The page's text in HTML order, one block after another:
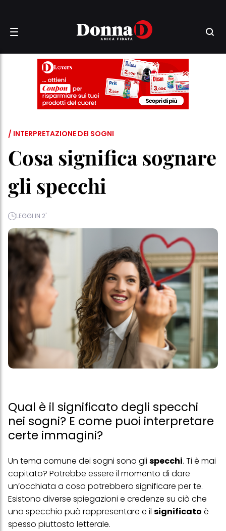
/ INTERPRETAZIONE DEI SOGNI
Cosa significa sognare
gli specchi
LEGGI IN 2'
Qual è il significato degli specchi
nei sogni? E come puoi interpretare
certe immagini?
Un tema comune dei sogni sono gli specchi. Ti è mai
capitato? Potrebbe essere il momento di dare
un’occhiata a cosa potrebbero significare per te.
Esistono diverse spiegazioni e credenze su ciò che
uno specchio può rappresentare e il significato è
spesso piuttosto letterale.